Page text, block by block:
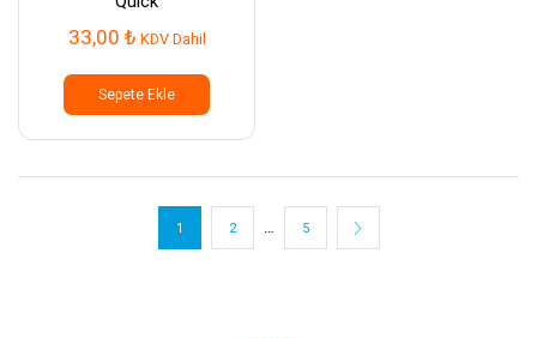
33,00 ₺ KDV Dahil
Sepete Ekle
1 2 … 5